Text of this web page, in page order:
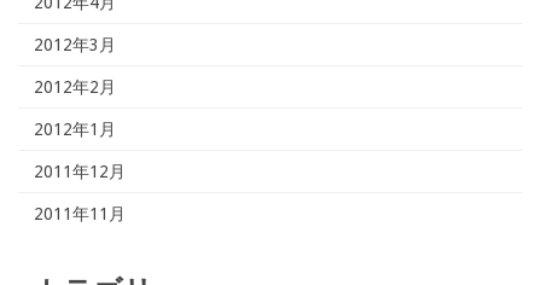
2012年3月
2012年2月
2012年1月
2011年12月
2011年11月